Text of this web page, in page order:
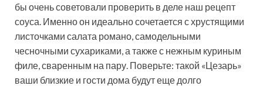
бы очень советовали проверить в деле наш рецепт
соуса. Именно он идеально сочетается с хрустящими
листочками салата романо, самодельными
чесночными сухариками, а также с нежным куриным
филе, сваренным на пару. Поверьте: такой «Цезарь»
ваши близкие и гости дома будут еще долго